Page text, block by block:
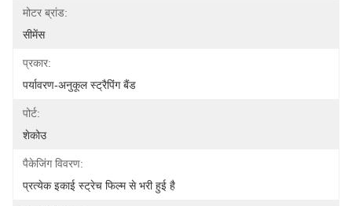
मोटर ब्रांड:
सीमेंस
प्रकार:
पर्यावरण-अनुकूल स्ट्रैपिंग बैंड
पोर्ट:
शेकोउ
पैकेजिंग विवरण:
प्रत्येक इकाई स्ट्रेच फिल्म से भरी हुई है